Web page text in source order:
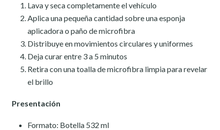
Lava y seca completamente el vehículo
Aplica una pequeña cantidad sobre una esponja
aplicadora o paño de microfibra
Distribuye en movimientos circulares y uniformes
Deja curar entre 3 a 5 minutos
Retira con una toalla de microfibra limpia para revelar
el brillo
Presentación
Formato: Botella 532 ml